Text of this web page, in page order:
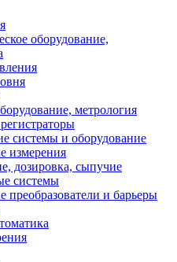
оборудование,
метрология
системы и оборудование
измерения
дозировка, сыпучие
системы
и барьеры